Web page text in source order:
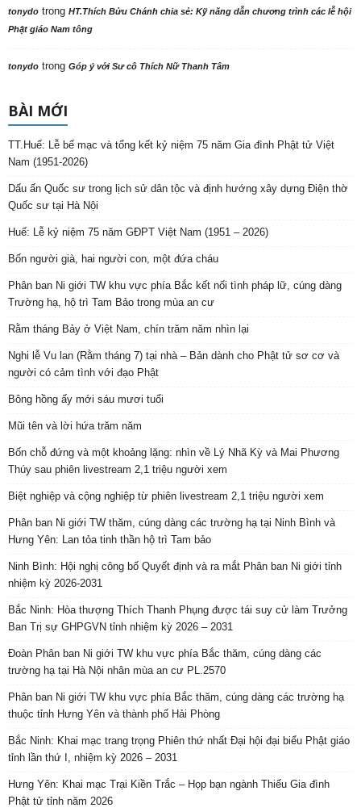
tonydo trong HT.Thích Bửu Chánh chia sẻ: Kỹ năng dẫn chương trình các lễ hội
Phật giáo Nam tông
tonydo trong Góp ý với Sư cô Thích Nữ Thanh Tâm
BÀI MỚI
TT.Huế: Lễ bế mạc và tổng kết kỷ niệm 75 năm Gia đình Phật tử Việt
Nam (1951-2026)
Dấu ấn Quốc sư trong lịch sử dân tộc và định hướng xây dựng Điện thờ
Quốc sư tại Hà Nội
Huế: Lễ kỷ niệm 75 năm GĐPT Việt Nam (1951 – 2026)
Bốn người già, hai người con, một đứa cháu
Phân ban Ni giới TW khu vực phía Bắc kết nối tình pháp lữ, cúng dàng
Trường hạ, hộ trì Tam Bảo trong mùa an cư
Rằm tháng Bảy ở Việt Nam, chín trăm năm nhìn lại
Nghi lễ Vu lan (Rằm tháng 7) tại nhà – Bản dành cho Phật tử sơ cơ và
người có cảm tình với đạo Phật
Bông hồng ấy mới sáu mươi tuổi
Mũi tên và lời hứa trăm năm
Bốn chỗ đứng và một khoảng lặng: nhìn về Lý Nhã Kỳ và Mai Phương
Thúy sau phiên livestream 2,1 triệu người xem
Biệt nghiệp và cộng nghiệp từ phiên livestream 2,1 triệu người xem
Phân ban Ni giới TW thăm, cúng dàng các trường hạ tại Ninh Bình và
Hưng Yên: Lan tỏa tinh thần hộ trì Tam bảo
Ninh Bình: Hội nghị công bố Quyết định và ra mắt Phân ban Ni giới tỉnh
nhiệm kỳ 2026-2031
Bắc Ninh: Hòa thượng Thích Thanh Phụng được tái suy cử làm Trưởng
Ban Trị sự GHPGVN tỉnh nhiệm kỳ 2026 – 2031
Đoàn Phân ban Ni giới TW khu vực phía Bắc thăm, cúng dàng các
trường hạ tại Hà Nội nhân mùa an cư PL.2570
Phân ban Ni giới TW khu vực phía Bắc thăm, cúng dàng các trường hạ
thuộc tỉnh Hưng Yên và thành phố Hải Phòng
Bắc Ninh: Khai mạc trang trọng Phiên thứ nhất Đại hội đại biểu Phật giáo
tỉnh lần thứ I, nhiệm kỳ 2026 – 2031
Hưng Yên: Khai mạc Trại Kiền Trắc – Họp bạn ngành Thiếu Gia đình
Phật tử tỉnh năm 2026